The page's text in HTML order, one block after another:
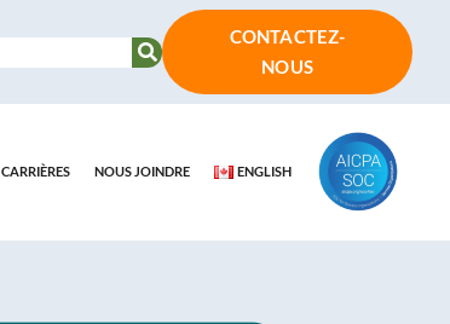
CONTACTEZ-
NOUS
CARRIÈRES NOUS JOINDRE ENGLISH